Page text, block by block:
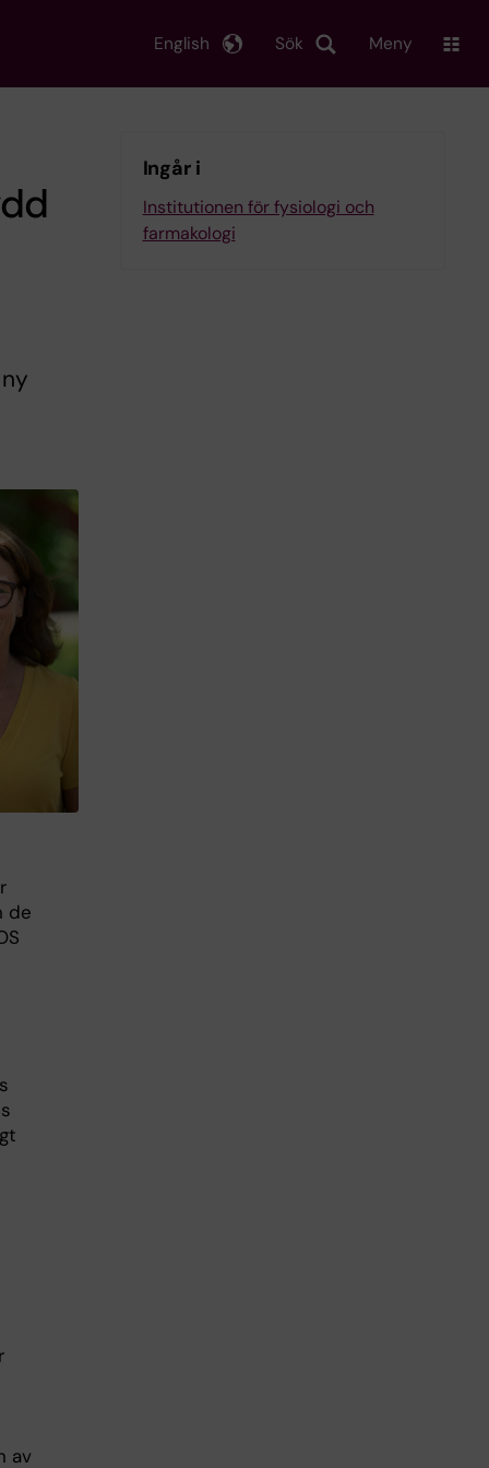
Sök
English Meny
de
av
Ingår i
Institutionen för fysiologi och
farmakologi